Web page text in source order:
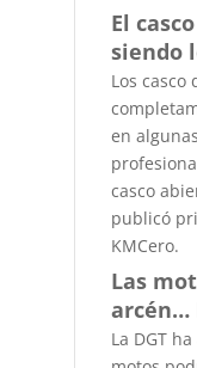
El
siendo
Los
en
casco
publicó
KMCero.
Las
arcén…
La DGT